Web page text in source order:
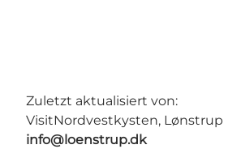
Zuletzt aktualisiert von:
VisitNordvestkysten, Lønstrup
info@loenstrup.dk